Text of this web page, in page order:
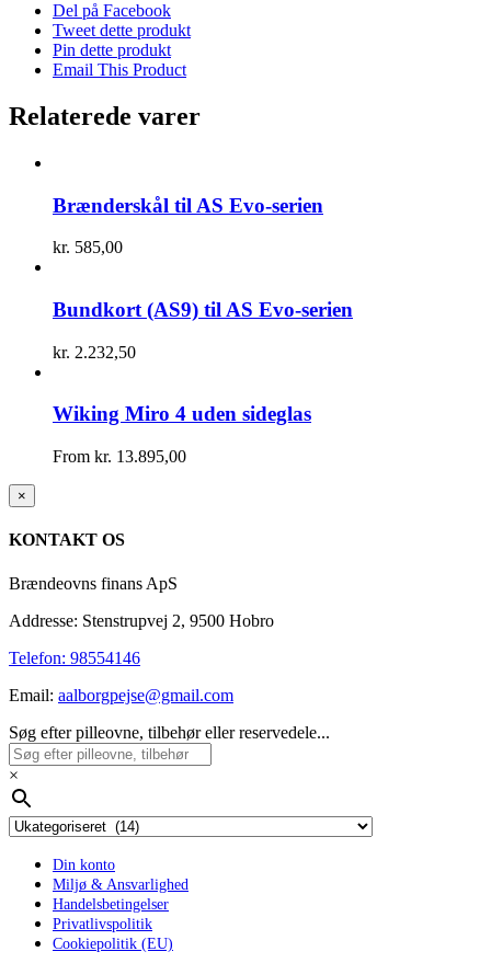
Del på Facebook
Tweet dette produkt
Pin dette produkt
Email This Product
Relaterede varer
Brænderskål til AS Evo-serien
kr. 585,00
Bundkort (AS9) til AS Evo-serien
kr. 2.232,50
Wiking Miro 4 uden sideglas
From kr. 13.895,00
Close
product
view
×
KONTAKT OS
Brændeovns finans ApS
Addresse: Stenstrupvej 2, 9500 Hobro
Telefon: 98554146
Email: aalborgpejse@gmail.com
Søg efter pilleovne, tilbehør eller reservedele...
×
Din konto
Miljø & Ansvarlighed
Handelsbetingelser
Privatlivspolitik
Cookiepolitik (EU)